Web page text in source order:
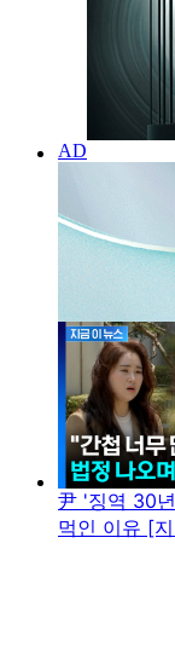
尹 '징역 30
먹인 이유 [